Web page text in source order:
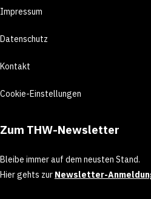
Impressum
Datenschutz
Kontakt
Cookie-Einstellungen
Zum THW-Newsletter
Bleibe immer auf dem neusten Stand.
Hier gehts zur Newsletter-